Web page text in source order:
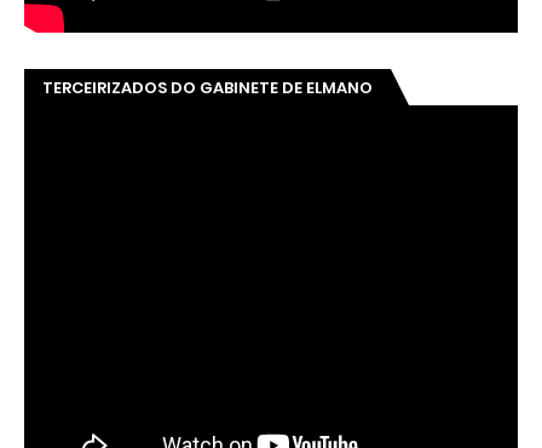
TERCEIRIZADOS DO GABINETE DE ELMANO